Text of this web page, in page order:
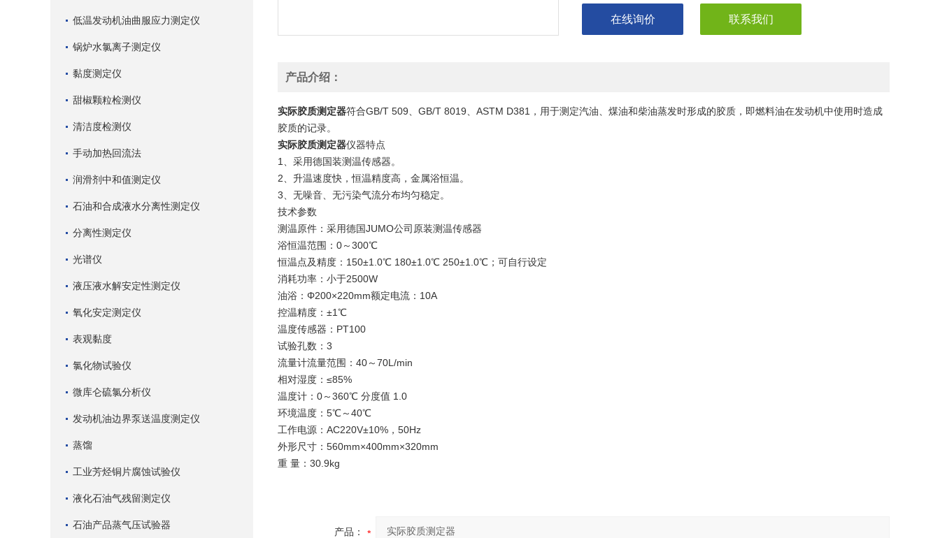
低温发动机油曲服应力测定仪
锅炉水氯离子测定仪
黏度测定仪
甜椒颗粒检测仪
清洁度检测仪
手动加热回流法
润滑剂中和值测定仪
石油和合成液水分离性测定仪
分离性测定仪
光谱仪
液压液水解安定性测定仪
氧化安定测定仪
表观黏度
氯化物试验仪
微库仑硫氯分析仪
发动机油边界泵送温度测定仪
蒸馏
工业芳烃铜片腐蚀试验仪
液化石油气残留测定仪
石油产品蒸气压试验器
在线询价 联系我们
产品介绍：
实际胶质测定器符合GB/T 509、GB/T 8019、ASTM D381，用于测定汽油、煤油和柴油蒸发时形成的胶质，即燃料油在发动机中使用时造成
胶质的记录。
实际胶质测定器仪器特点
1、采用德国装测温传感器。
2、升温速度快，恒温精度高，金属浴恒温。
3、无噪音、无污染气流分布均匀稳定。
技术参数
测温原件：采用德国JUMO公司原装测温传感器
浴恒温范围：0～300℃
恒温点及精度：150±1.0℃ 180±1.0℃ 250±1.0℃；可自行设定
消耗功率：小于2500W
油浴：Φ200×220mm额定电流：10A
控温精度：±1℃
温度传感器：PT100
试验孔数：3
流量计流量范围：40～70L/min
相对湿度：≤85%
温度计：0～360℃ 分度值 1.0
环境温度：5℃～40℃
工作电源：AC220V±10%，50Hz
外形尺寸：560mm×400mm×320mm
重 量：30.9kg
产品：